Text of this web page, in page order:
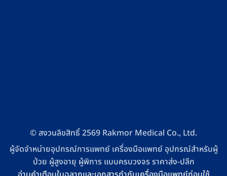
© สงวนลิขสิทธิ์ 2569 Rakmor Medical Co., Ltd.
ผู้จัดจำหน่ายอุปกรณ์การแพทย์ เครื่องมือแพทย์ อุปกรณ์สำหรับผู้
ป่วย ผู้สูงอายุ ผู้พิการ แบบครบวงจร ราคาส่ง-ปลีก